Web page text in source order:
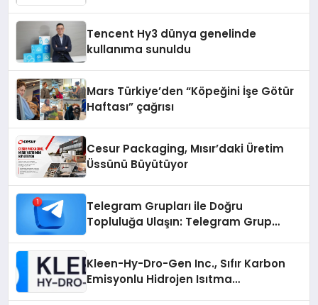
Tencent Hy3 dünya genelinde
kullanıma sunuldu
Mars Türkiye’den “Köpeğini İşe Götür
Haftası” çağrısı
Cesur Packaging, Mısır’daki Üretim
Üssünü Büyütüyor
Telegram Grupları ile Doğru
Topluluğa Ulaşın: Telegram Grup
Kleen-Hy-Dro-Gen Inc., Sıfır Karbon
Emisyonlu Hidrojen Isıtma